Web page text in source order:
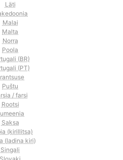
Läti
Malai
Malta
Norra
Poola
(BR)
(PT)
Puštu
/ farsi
Rootsi
Saksa
(kirillitsa)
(ladina kiri)
Singali